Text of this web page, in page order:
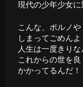
現代の少年少女
こんな、ポルノ
しまってごめんよ
人生は一度きりな
これからの世を
かかってるんだ！